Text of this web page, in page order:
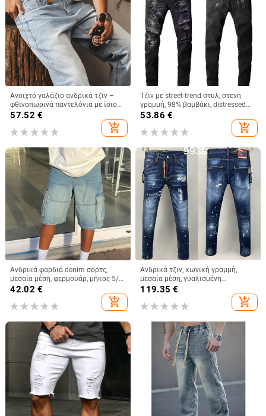
Ανοιχτό γαλάζιο ανδρικά τζιν –
φθινοπωρινά παντελόνια με ίσιο
κόψιμο, casual
57.52 €
add_shopping_cart
Τζιν με street-trend στυλ, στενή
γραμμή, 98% βαμβάκι, distressed
εφέ πλύσης
53.86 €
add_shopping_cart
Ανδρικά φαρδιά denim σορτς,
μεσαία μέση, φερμουάρ, μήκος 5/4,
80% βαμβάκι
42.02 €
add_shopping_cart
Ανδρικά τζιν, κωνική γραμμή,
μεσαία μέση, γυαλισμένη
επιφάνεια, 95% βαμβάκι,
119.35 €
add_shopping_cart